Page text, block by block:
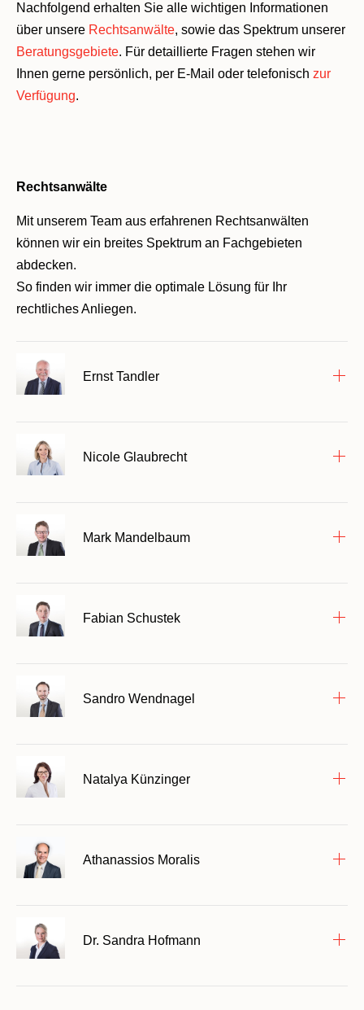
Nachfolgend erhalten Sie alle wichtigen Informationen
über unsere Rechtsanwälte, sowie das Spektrum unserer
Beratungsgebiete. Für detaillierte Fragen stehen wir
Ihnen gerne persönlich, per E-Mail oder telefonisch zur
Verfügung.
Rechtsanwälte
Mit unserem Team aus erfahrenen Rechtsanwälten
können wir ein breites Spektrum an Fachgebieten
abdecken.
So finden wir immer die optimale Lösung für Ihr
rechtliches Anliegen.
Ernst Tandler
Nicole Glaubrecht
Mark Mandelbaum
Fabian Schustek
Sandro Wendnagel
Natalya Künzinger
Athanassios Moralis
Dr. Sandra Hofmann